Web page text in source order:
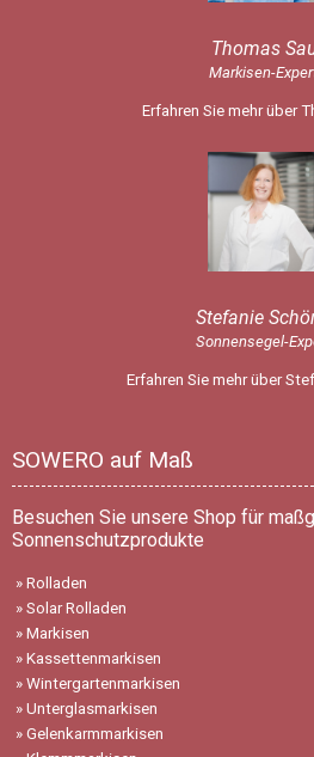
Thomas
Markisen-
Erfahren Sie mehr über
Stefanie
Sonnensegel-
Erfahren Sie mehr über
SOWERO auf Maß
Besuchen Sie unsere Shop für
Sonnenschutzprodukte
» Rolladen
» Solar Rolladen
» Markisen
» Kassettenmarkisen
» Wintergartenmarkisen
» Unterglasmarkisen
» Gelenkarmmarkisen